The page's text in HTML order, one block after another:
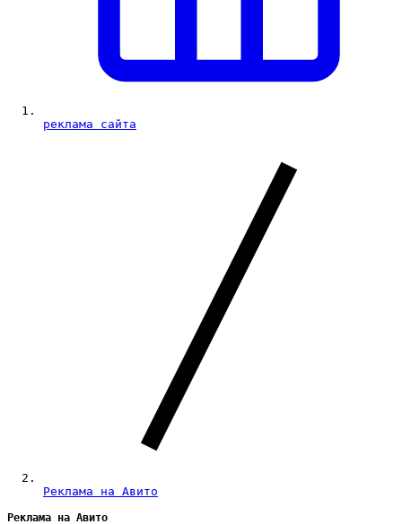
реклама сайта
Реклама на Авито
Реклама на Авито